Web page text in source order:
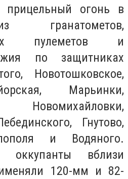
прицельный огонь в
гранатометов,
пулеметов и
по защитниках
Новотошковское,
Марьинки,
Гнутово,
и Водяного.
вблизи
120-мм и 82-